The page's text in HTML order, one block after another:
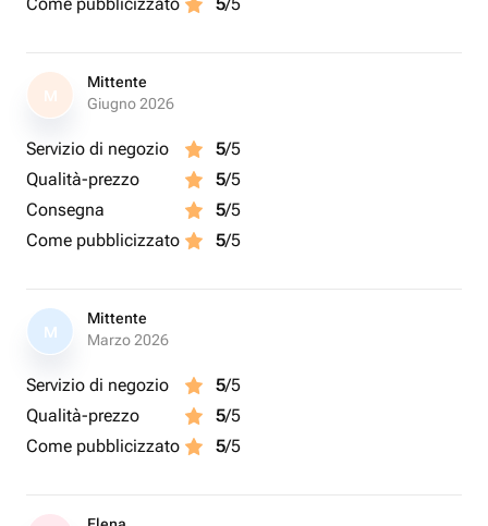
M
Mittente
Giugno 2026
Servizio di negozio 5/5
Qualità-prezzo
5/5
Consegna
5/5
Come pubblicizzato
5/5
M
Mittente
Marzo 2026
Servizio di negozio 5/5
Qualità-prezzo
5/5
Come pubblicizzato
5/5